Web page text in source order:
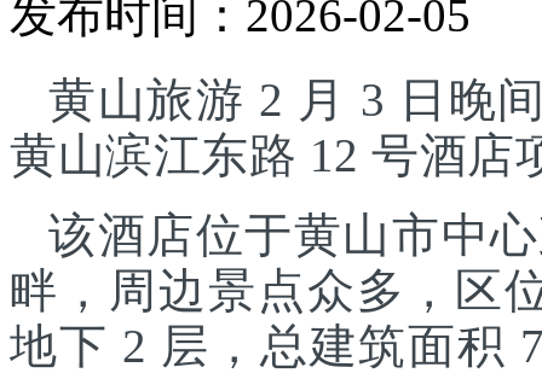
发布时间：2026-02-05
黄山旅游 2 月 3 日晚
黄山滨江东路 12 号酒店
该酒店位于黄山市中
畔，周边景点众多，区
地下 2 层，总建筑面积